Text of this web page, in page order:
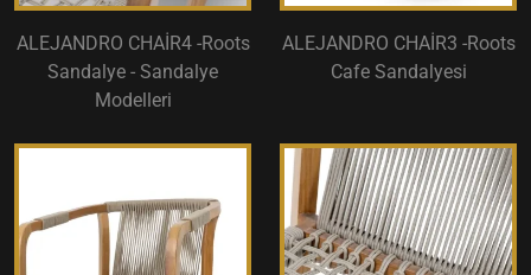
ALEJANDRO CHAİR4 -Roots
Sandalye - Sandalye
Modelleri
ALEJANDRO CHAİR3 -Roots
Cafe Sandalyesi